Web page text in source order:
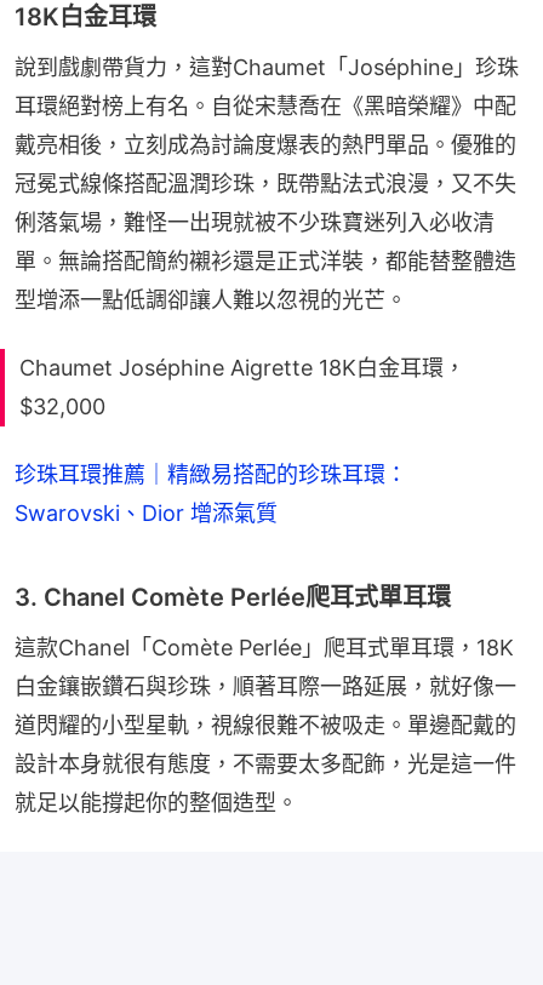
18K白金耳環
說到戲劇帶貨力，這對Chaumet「Joséphine」珍珠
耳環絕對榜上有名。自從宋慧喬在《黑暗榮耀》中配
戴亮相後，立刻成為討論度爆表的熱門單品。優雅的
冠冕式線條搭配溫潤珍珠，既帶點法式浪漫，又不失
俐落氣場，難怪一出現就被不少珠寶迷列入必收清
單。無論搭配簡約襯衫還是正式洋裝，都能替整體造
型增添一點低調卻讓人難以忽視的光芒。
Chaumet Joséphine Aigrette 18K白金耳環，
$32,000
珍珠耳環推薦｜精緻易搭配的珍珠耳環：
Swarovski、Dior 增添氣質
3. Chanel Comète Perlée爬耳式單耳環
這款Chanel「Comète Perlée」爬耳式單耳環，18K
白金鑲嵌鑽石與珍珠，順著耳際一路延展，就好像一
道閃耀的小型星軌，視線很難不被吸走。單邊配戴的
設計本身就很有態度，不需要太多配飾，光是這一件
就足以能撐起你的整個造型。